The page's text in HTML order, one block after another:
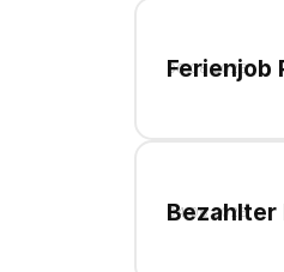
Ferienjob
06.08.2026
Bezahlter
04.08.2026